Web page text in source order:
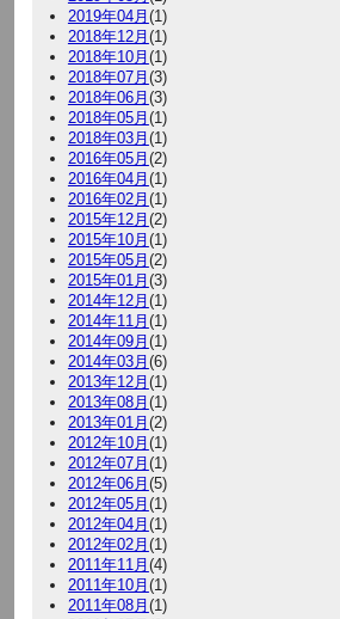
2019年04月(1)
2018年12月(1)
2018年10月(1)
2018年07月(3)
2018年06月(3)
2018年05月(1)
2018年03月(1)
2016年05月(2)
2016年04月(1)
2016年02月(1)
2015年12月(2)
2015年10月(1)
2015年05月(2)
2015年01月(3)
2014年12月(1)
2014年11月(1)
2014年09月(1)
2014年03月(6)
2013年12月(1)
2013年08月(1)
2013年01月(2)
2012年10月(1)
2012年07月(1)
2012年06月(5)
2012年05月(1)
2012年04月(1)
2012年02月(1)
2011年11月(4)
2011年10月(1)
2011年08月(1)